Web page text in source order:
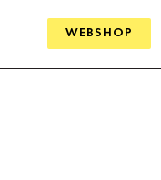
WEBSHOP